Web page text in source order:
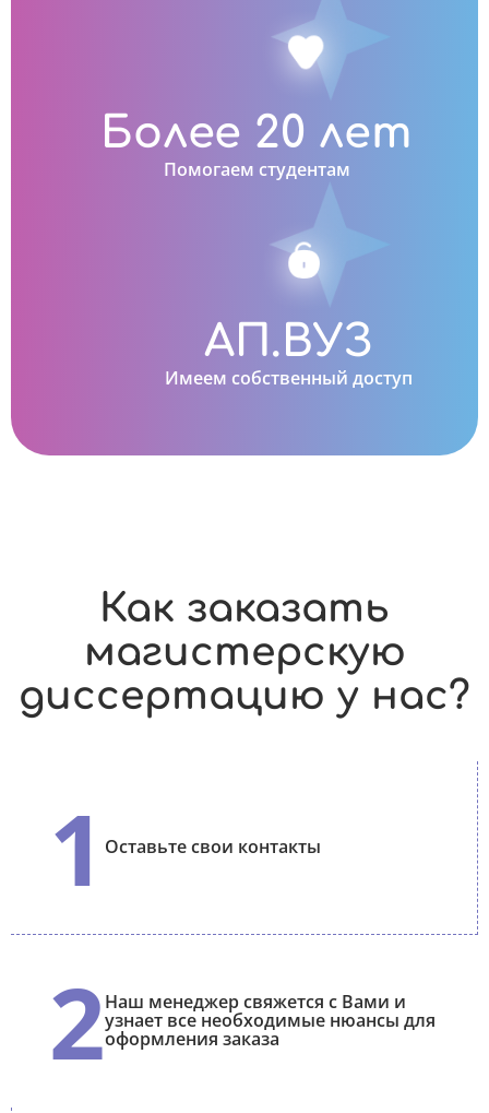
Более 20 лет
Помогаем студентам
АП.ВУЗ
Имеем собственный доступ
Как заказать
магистерскую
диссертацию у нас?
1 Оставьте свои контакты
2Наш менеджер свяжется с Вами и
узнает все необходимые нюансы для
оформления заказа